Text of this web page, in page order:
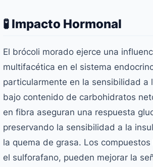
🧪 Impacto Hormonal
El brócoli morado ejerce una
multifacética en el sistema
particularmente en la sensibilidad a
bajo contenido de carbohidratos
en fibra aseguran una respuesta
preservando la sensibilidad a la
la quema de grasa. Los
el sulforafano, pueden mejorar la